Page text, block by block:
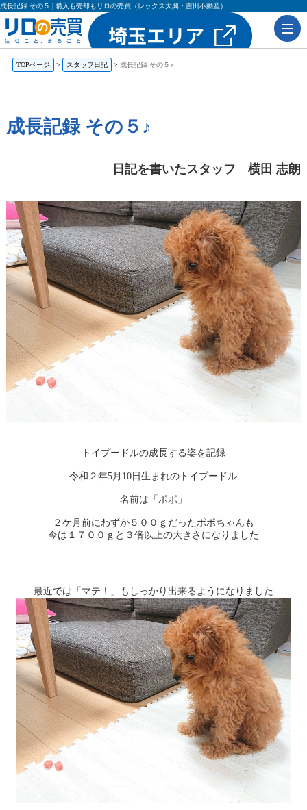
成長記録 その５ | 購入も売却もリロの売買（レックス大興・吉田不動産）
TOPページ スタッフ日記 成長記録 その５♪
成長記録 その５♪
日記を書いたスタッフ 横田 志朗
トイプードルの成長する姿を記録
令和２年5月10日生まれのトイプードル
名前は「ポポ」
２ケ月前にわずか５００ｇだったポポちゃんも
今は１７００ｇと３倍以上の大きさになりました
最近では「マテ！」もしっかり出来るようになりました